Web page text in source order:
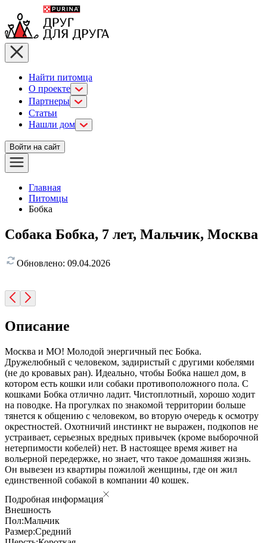
Найти питомца
О проекте
Партнеры
Статьи
Нашли дом
Войти на сайт
Главная
Питомцы
Бобка
Собака Бобка, 7 лет, Мальчик, Москва
Обновлено: 09.04.2026
Описание
Москва и МО! Молодой энергичный пес Бобка.
Дружелюбный с человеком, задиристый с другими кобелями
(не до кровавых ран). Идеально, чтобы Бобка нашел дом, в
котором есть кошки или собаки противоположного пола. С
кошками Бобка отлично ладит. Чистоплотный, хорошо ходит
на поводке. На прогулках по знакомой территории больше
тянется к общению с человеком, во вторую очередь к осмотру
окрестностей. Охотничий инстинкт не выражен, подкопов не
устраивает, серьезных вредных привычек (кроме выборочной
нетерпимости кобелей) нет. В настоящее время живет на
вольерной передержке, но знает, что такое домашняя жизнь.
Он вывезен из квартиры пожилой женщины, где он жил
единственной собакой в компании 40 кошек.
Подробная информация
Внешность
Пол:Мальчик
Размер:Средний